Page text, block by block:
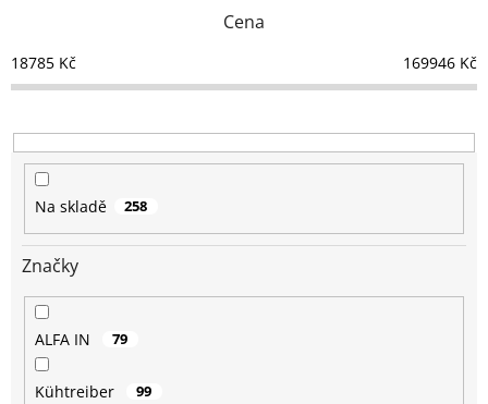
p
r
o
u
Cena
18785 Kč 169946 Kč
Na skladě 258
Značky
ALFA IN 79
Kühtreiber 99